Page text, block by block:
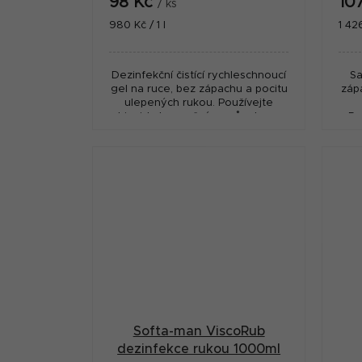
/ ks
Měrná
980 Kč / 1 l
Dezinfekční čistící rychleschnoucí
gel na ruce, bez zápachu a pocitu
ulepených rukou. Používejte
biocidy bezpečným způsobem.
1
Softa-man ViscoRub
dezinfekce rukou 1000ml